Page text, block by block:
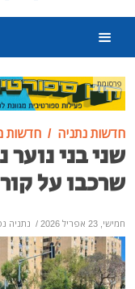
פרסומת
חדשות נתניה חדשות
שני בני
שרכבו על
חמישי, 23 אפריל 2026 / נתניה